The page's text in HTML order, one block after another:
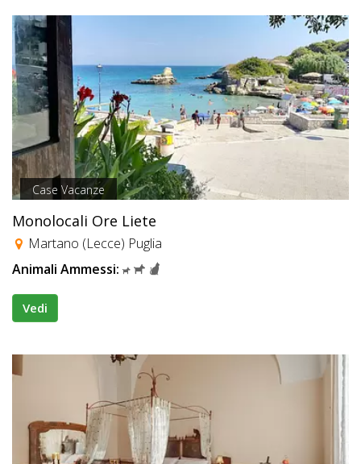
Case Vacanze
Monolocali Ore Liete
Martano (Lecce) Puglia
Animali Ammessi:
Vedi